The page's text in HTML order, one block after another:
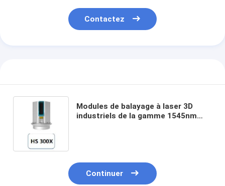
Contactez
Modules de balayage à laser 3D
industriels de la gamme 1545nm
Continuer